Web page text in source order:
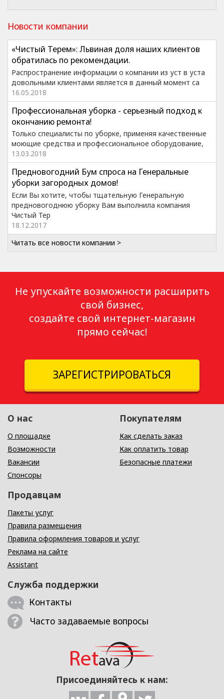
Новости компании
«Чистый Терем»: Львиная доля наших клиентов
обратилась по рекомендации.
Распространение информации о компании из уст в уста
довольными клиентами является в данный момент са
16.05.2018
Профессиональная уборка - серьезный подход к
окончанию ремонта!
Только специалисты по уборке, применяя качественные
моющие средства и профессиональное оборудование,
13.03.2018
Предновогодний Бум спроса на Генеральные
уборки загородных домов!
Если Вы хотите, чтобы тщательную Генеральную
предновогоднюю уборку Вам выполнила компания
Чистый Тер
18.12.2017
Читать все новости компании >
Не упускайте возможности расширить
свой бизнес,
создайте свой интернет-магазин
прямо сейчас!
ЗАРЕГИСТРИРОВАТЬСЯ
О нас
О площадке
Возможности
Вакансии
Спонсоры
Покупателям
Как сделать заказ
Как оплатить товар
Безопасные платежи
Продавцам
Пакеты услуг
Правила размещения
Правила оформления товаров и услуг
Реклама на сайте
Assistant
Служба поддержки
Контакты
Часто задаваемые вопросы
Присоединяйтесь к нам: